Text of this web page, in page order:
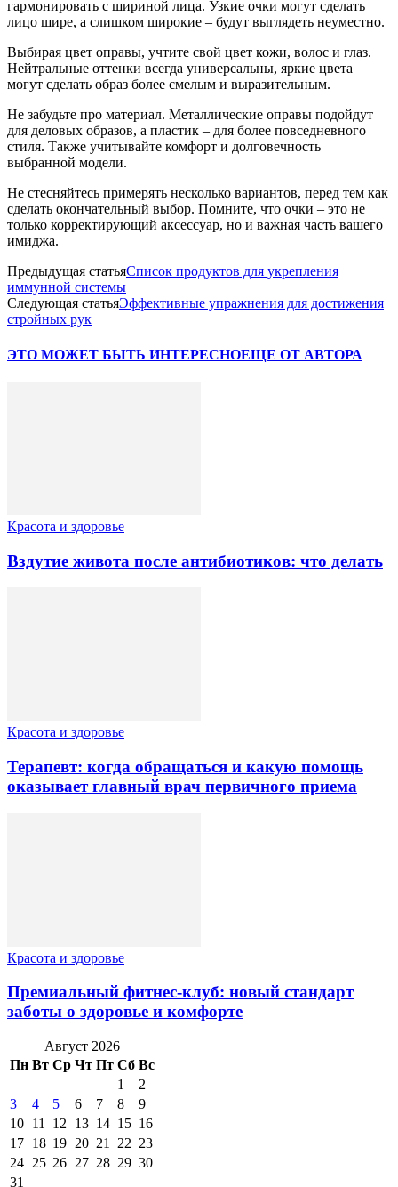
гармонировать с шириной лица. Узкие очки могут сделать
лицо шире, а слишком широкие – будут выглядеть неуместно.
Выбирая цвет оправы, учтите свой цвет кожи, волос и глаз.
Нейтральные оттенки всегда универсальны, яркие цвета
могут сделать образ более смелым и выразительным.
Не забудьте про материал. Металлические оправы подойдут
для деловых образов, а пластик – для более повседневного
стиля. Также учитывайте комфорт и долговечность
выбранной модели.
Не стесняйтесь примерять несколько вариантов, перед тем как
сделать окончательный выбор. Помните, что очки – это не
только корректирующий аксессуар, но и важная часть вашего
имиджа.
Предыдущая статьяСписок продуктов для укрепления
иммунной системы
Следующая статьяЭффективные упражнения для достижения
стройных рук
ЭТО МОЖЕТ БЫТЬ ИНТЕРЕСНОЕЩЕ ОТ АВТОРА
Красота и здоровье
Вздутие живота после антибиотиков: что делать
Красота и здоровье
Терапевт: когда обращаться и какую помощь
оказывает главный врач первичного приема
Красота и здоровье
Премиальный фитнес-клуб: новый стандарт
заботы о здоровье и комфорте
Август 2026
Пн Вт Ср Чт Пт Сб Вс
1
2
3
4 5 6 7 8
9
10 11 12 13 14 15 16
17 18 19 20 21 22 23
24 25 26 27 28 29 30
31